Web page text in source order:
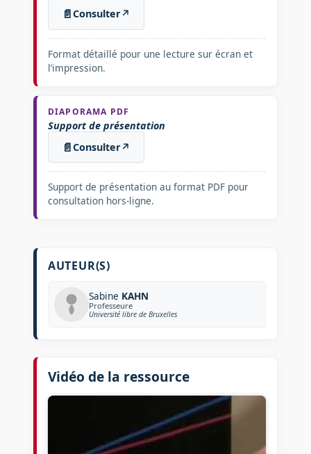
📄Consulter↗
Format détaillé pour une lecture sur écran et
l’impression.
DIAPORAMA PDF
Support de présentation
📄Consulter↗
Support de présentation au format PDF pour
consultation hors-ligne.
AUTEUR(S)
Sabine KAHN
Professeure
Université libre de Bruxelles
Vidéo de la ressource